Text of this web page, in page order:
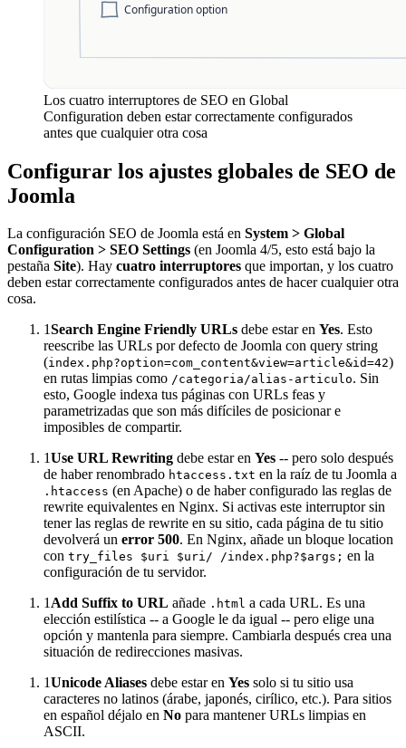
Los cuatro interruptores de SEO en Global
Configuration deben estar correctamente configurados
antes que cualquier otra cosa
Configurar los ajustes globales de SEO de
Joomla
La configuración SEO de Joomla está en System > Global
Configuration > SEO Settings (en Joomla 4/5, esto está bajo la
pestaña Site). Hay cuatro interruptores que importan, y los cuatro
deben estar correctamente configurados antes de hacer cualquier otra
cosa.
1Search Engine Friendly URLs debe estar en Yes. Esto
reescribe las URLs por defecto de Joomla con query string
(index.php?option=com_content&view=article&id=42)
en rutas limpias como /categoria/alias-articulo. Sin
esto, Google indexa tus páginas con URLs feas y
parametrizadas que son más difíciles de posicionar e
imposibles de compartir.
1Use URL Rewriting debe estar en Yes -- pero solo después
de haber renombrado htaccess.txt en la raíz de tu Joomla a
.htaccess (en Apache) o de haber configurado las reglas de
rewrite equivalentes en Nginx. Si activas este interruptor sin
tener las reglas de rewrite en su sitio, cada página de tu sitio
devolverá un error 500. En Nginx, añade un bloque location
con try_files $uri $uri/ /index.php?$args; en la
configuración de tu servidor.
1Add Suffix to URL añade .html a cada URL. Es una
elección estilística -- a Google le da igual -- pero elige una
opción y mantenla para siempre. Cambiarla después crea una
situación de redirecciones masivas.
1Unicode Aliases debe estar en Yes solo si tu sitio usa
caracteres no latinos (árabe, japonés, cirílico, etc.). Para sitios
en español déjalo en No para mantener URLs limpias en
ASCII.